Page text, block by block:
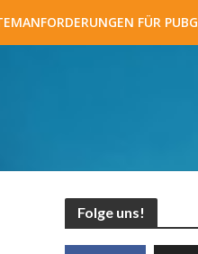
FÜR PUBG
Folge uns!